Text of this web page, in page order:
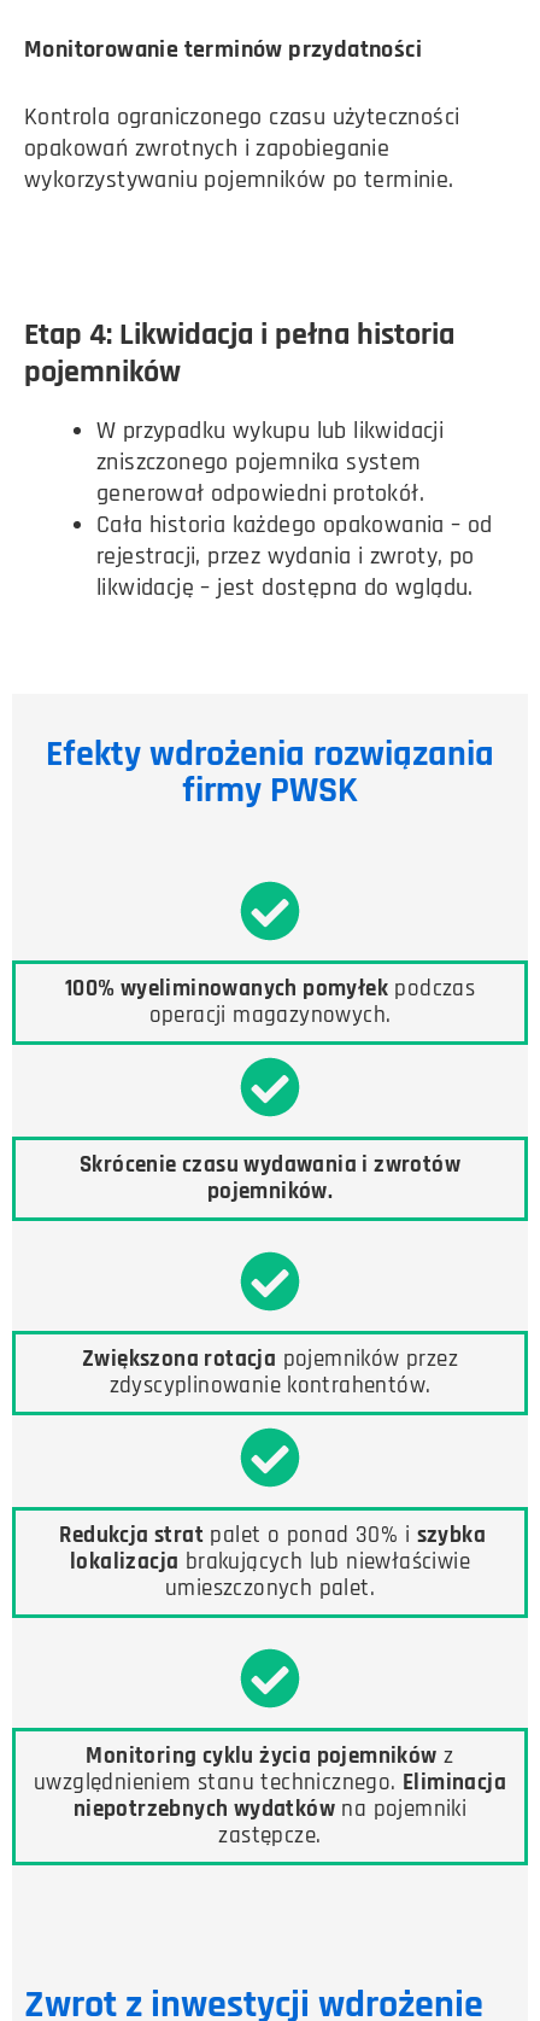
Monitorowanie terminów przydatności
Kontrola ograniczonego czasu użyteczności
opakowań zwrotnych i zapobieganie
wykorzystywaniu pojemników po terminie.
Etap 4: Likwidacja i pełna historia
pojemników
W przypadku wykupu lub likwidacji
zniszczonego pojemnika system
generował odpowiedni protokół.
Cała historia każdego opakowania – od
rejestracji, przez wydania i zwroty, po
likwidację – jest dostępna do wglądu.
Efekty wdrożenia rozwiązania
firmy PWSK
100% wyeliminowanych pomyłek podczas
operacji magazynowych.
Skrócenie czasu wydawania i zwrotów
pojemników.
Zwiększona rotacja pojemników przez
zdyscyplinowanie kontrahentów.
Redukcja strat palet o ponad 30% i szybka
lokalizacja brakujących lub niewłaściwie
umieszczonych palet.
Monitoring cyklu życia pojemników z
uwzględnieniem stanu technicznego. Eliminacja
niepotrzebnych wydatków na pojemniki
zastępcze.
Zwrot z inwestycji wdrożenie